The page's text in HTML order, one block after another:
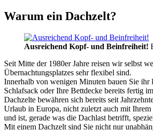
Warum ein Dachzelt?
Ausreichend Kopf- und Beinfreiheit!
Seit Mitte der 1980er Jahre reisen wir selbst
Übernachtungsplatzes sehr flexibel sind.
Innerhalb von wenigen Minuten bauen Sie ihr
Schlafsack oder Ihre Bettdecke bereits fertig
Dachzelte bewähren sich bereits seit
Urlaub in Europa, nicht zuletzt auch mit
und ist, gerade was die Dachlast betrifft,
Mit einem Dachzelt sind Sie nicht nur